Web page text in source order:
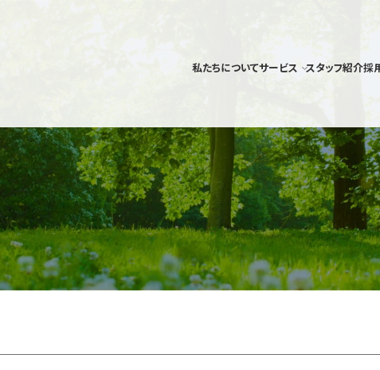
私たちについてサービス スタッフ紹介採